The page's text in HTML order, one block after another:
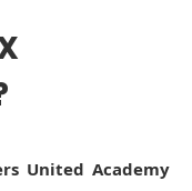
United Academy